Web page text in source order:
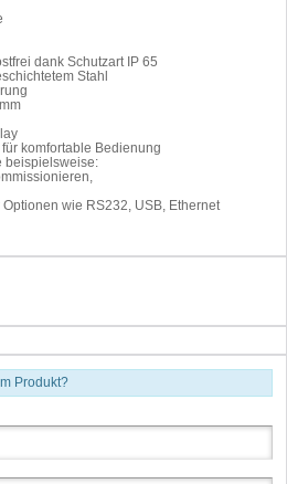
dank Schutzart IP 65
Stahl
komfortable Bedienung
beispielsweise:
wie RS232, USB, Ethernet
Produkt?